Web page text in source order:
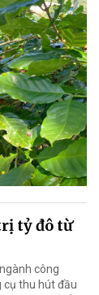
tỷ đô từ
công
cụ thu hút đầu